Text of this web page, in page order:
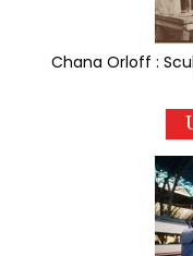
Chana Orloff :